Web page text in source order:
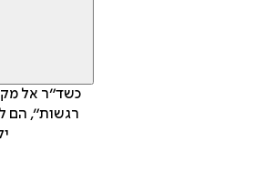
כשד״ר אל
רגשות״, הם